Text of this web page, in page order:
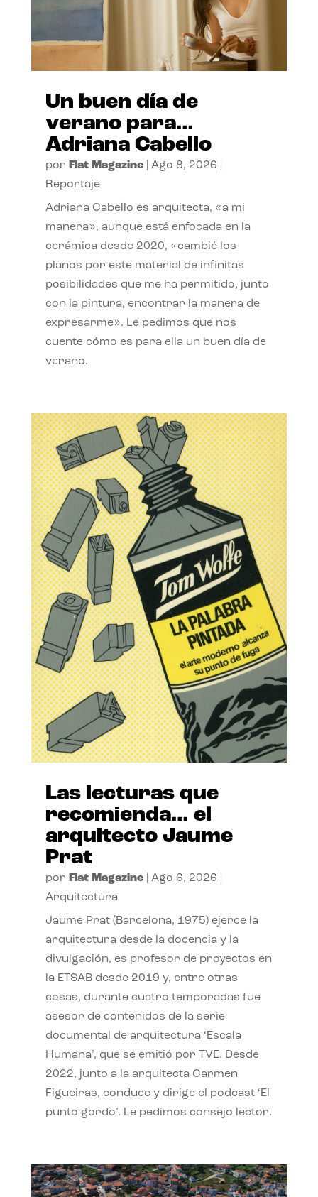
Un buen día de
verano para…
Adriana Cabello
por Flat Magazine| Ago 8, 2026
Reportaje
Adriana Cabello es arquitecta, «a mi
manera», aunque está enfocada en la
cerámica desde 2020, «cambié los
planos por este material de infinitas
posibilidades que me ha permitido, junto
con la pintura, encontrar la manera de
expresarme». Le pedimos que nos
cuente cómo es para ella un buen día de
verano.
Las lecturas que
recomienda… el
arquitecto Jaume
Prat
por Flat Magazine| Ago 6, 2026
Arquitectura
Jaume Prat (Barcelona, 1975) ejerce la
arquitectura desde la docencia y la
divulgación, es profesor de proyectos en
la ETSAB desde 2019 y, entre otras
cosas, durante cuatro temporadas fue
asesor de contenidos de la serie
documental de arquitectura ‘Escala
Humana’, que se emitió por TVE. Desde
2022, junto a la arquitecta Carmen
Figueiras, conduce y dirige el podcast ‘El
punto gordo’. Le pedimos consejo lector.